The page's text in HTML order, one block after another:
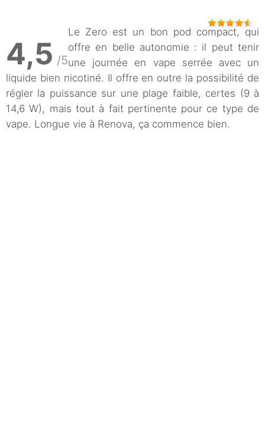
4,5 /5
Le Zero est un bon pod compact, qui
offre en belle autonomie : il peut tenir
une journée en vape serrée avec un
liquide bien nicotiné. Il offre en outre la possibilité de
régler la puissance sur une plage faible, certes (9 à
14,6 W), mais tout à fait pertinente pour ce type de
vape. Longue vie à Renova, ça commence bien.